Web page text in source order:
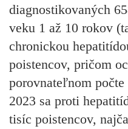
diagnostikovaných
veku 1 až 10 rokov
chronickou
poistencov, pričom
porovnateľnom
2023 sa proti
tisíc poistencov,